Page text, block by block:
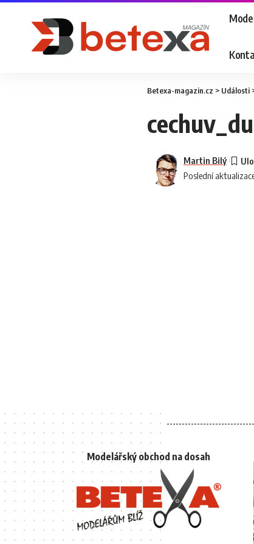
Betexa-magazin.cz > Události
Poslední
Martin Bilý
Modelářský obchod na dosah